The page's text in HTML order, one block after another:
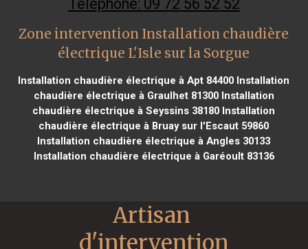
Téléphone: 09 72 56 52 52
Zone intervention Installation chaudière
électrique L'Isle sur la Sorgue
Installation chaudière électrique à Apt 84400 Installation
chaudière électrique à Graulhet 81300Installation
chaudière électrique à Seyssins 38180 Installation
chaudière électrique à Bruay sur l'Escaut 59860
Installation chaudière électrique à Angles 30133
Installation chaudière électrique à Garéoult 83136
Artisan
d'intervention